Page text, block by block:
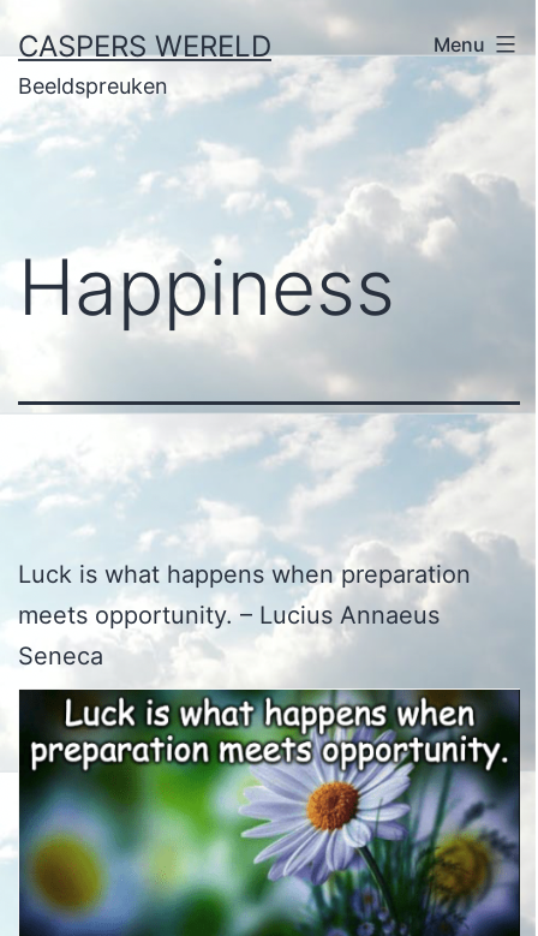
naar
de
inhoud
CASPERS WERELD
Beeldspreuken
Menu
Happiness
Luck is what happens when preparation
meets opportunity. – Lucius Annaeus
Seneca